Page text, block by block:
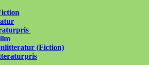
(Fiction)